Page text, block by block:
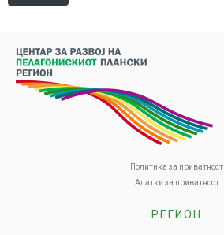
Политика за приватност
Алатки за приватност
РЕГИОН